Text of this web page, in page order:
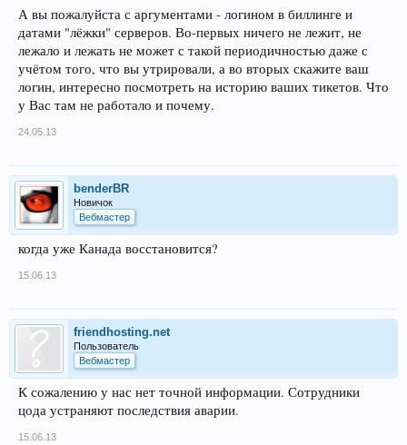
А вы пожалуйста с аргументами - логином в биллинге и
датами "лёжки" серверов. Во-первых ничего не лежит, не
лежало и лежать не может с такой периодичностью даже с
учётом того, что вы утрировали, а во вторых скажите ваш
логин, интересно посмотреть на историю ваших тикетов. Что
у Вас там не работало и почему.
24.05.13
benderBR
Новичок
Вебмастер
когда уже Канада восстановится?
15.06.13
friendhosting.net
Пользователь
Вебмастер
К сожалению у нас нет точной информации. Сотрудники
цода устраняют последствия аварии.
15.06.13